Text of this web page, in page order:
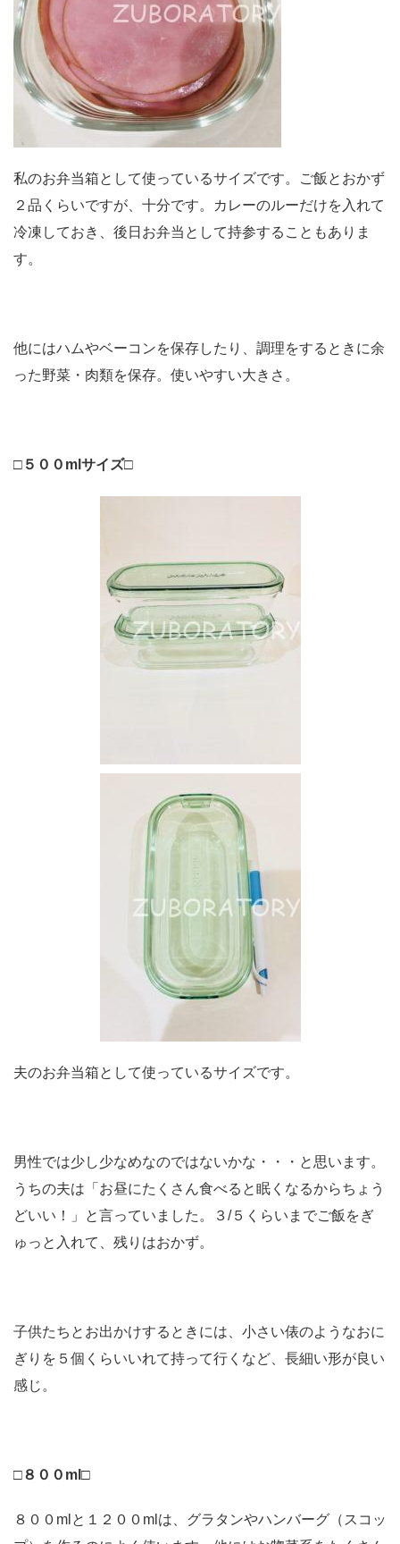
私のお弁当箱として使っているサイズです。ご飯とおかず
２品くらいですが、十分です。カレーのルーだけを入れて
冷凍しておき、後日お弁当として持参することもありま
す。
他にはハムやベーコンを保存したり、調理をするときに余
った野菜・肉類を保存。使いやすい大きさ。
□５００mlサイズ□
夫のお弁当箱として使っているサイズです。
男性では少し少なめなのではないかな・・・と思います。
うちの夫は「お昼にたくさん食べると眠くなるからちょう
どいい！」と言っていました。３/５くらいまでご飯をぎ
ゅっと入れて、残りはおかず。
子供たちとお出かけするときには、小さい俵のようなおに
ぎりを５個くらいいれて持って行くなど、長細い形が良い
感じ。
□８００ml□
８００mlと１２００mlは、グラタンやハンバーグ（スコッ